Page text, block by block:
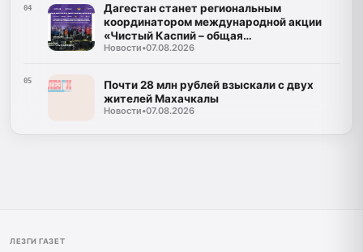
04
Дагестан станет региональным
координатором международной акции
«Чистый Каспий – общая
ответственность»
Новости•07.08.2026
05
Почти 28 млн рублей взыскали с двух
жителей Махачкалы
Новости•07.08.2026
ЛЕЗГИ ГАЗЕТ